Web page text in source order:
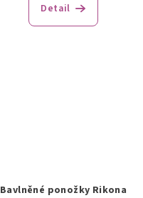
Detail
Bavlněné ponožky Rikona